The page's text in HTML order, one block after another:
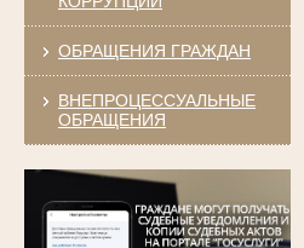
ОБРАЩЕНИЯ ГРАЖДАН
ВНЕПРОЦЕССУАЛЬНЫЕ
ОБРАЩЕНИЯ